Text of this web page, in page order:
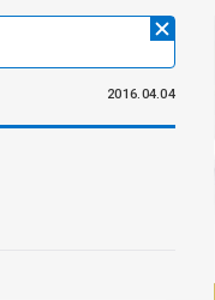
2016.04.04